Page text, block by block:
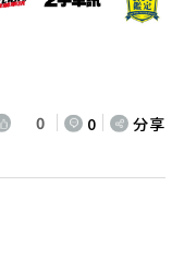
0 0 分享